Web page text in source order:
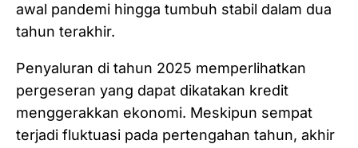
awal pandemi hingga tumbuh stabil dalam dua
tahun terakhir.
​Penyaluran di tahun 2025 memperlihatkan
pergeseran yang dapat dikatakan kredit
menggerakkan ekonomi. Meskipun sempat
terjadi fluktuasi pada pertengahan tahun, akhir